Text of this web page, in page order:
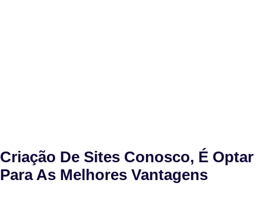
Criação De Sites Conosco, É Optar
Para As Melhores Vantagens